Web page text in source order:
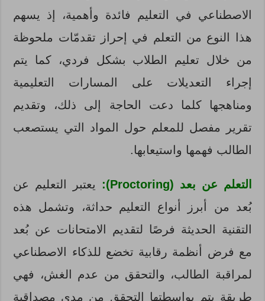
الاصطناعي في التعليم فائدة وأهمية، إذ يسهم
هذا النوع من التعلم في إحراز تقدمّات ملحوظة
من خلال تعليم الطلاب بشكل فردي، كما يتم
إجراء التعديلات على المسارات التعليمية
ومناهجها كلما دعت الحاجة إلى ذلك، وتقديم
تقرير مفصل للمعلم حول المواد التي يستصعب
الطالب فهمها واستيعابها.
التعلم عن بعد (Proctoring):
يعتبر التعليم عن
بُعد من أبرز أنواع التعليم حداثة، وتشمل هذه
التقنية الحديثة فرصًا لتقديم الامتحانات عن بُعد
مع فرض أنظمة رقابية تخضع للذكاء الاصطناعي
لمراقبة الطالب، والتحقق من عدم الغش، فهي
طريقة يتم بواسطتها التحقق من مدى مصداقية